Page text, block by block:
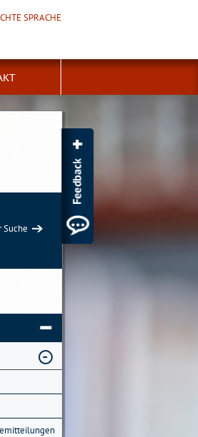
SPRACHE
Suche